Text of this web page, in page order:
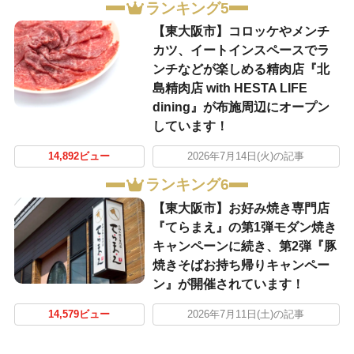
ランキング5
【東大阪市】コロッケやメンチ
カツ、イートインスペースでラ
ンチなどが楽しめる精肉店『北
島精肉店 with HESTA LIFE
dining』が布施周辺にオープン
しています！
14,892ビュー 2026年7月14日(火)の記事
ランキング6
【東大阪市】お好み焼き専門店
『てらまえ』の第1弾モダン焼き
キャンペーンに続き、第2弾『豚
焼きそばお持ち帰りキャンペー
ン』が開催されています！
14,579ビュー 2026年7月11日(土)の記事